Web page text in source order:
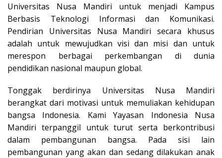
Universitas Nusa Mandiri untuk menjadi Kampus
Berbasis Teknologi Informasi dan Komunikasi.
Pendirian Universitas Nusa Mandiri secara khusus
adalah untuk mewujudkan visi dan misi dan untuk
merespon berbagai perkembangan di dunia
pendidikan nasional maupun global.
Tonggak berdirinya Universitas Nusa Mandiri
berangkat dari motivasi untuk memuliakan kehidupan
bangsa Indonesia. Kami Yayasan Indonesia Nusa
Mandiri terpanggil untuk turut serta berkontribusi
dalam pembangunan bangsa. Pada sisi lain
pembangunan yang akan dan sedang dilakukan anak